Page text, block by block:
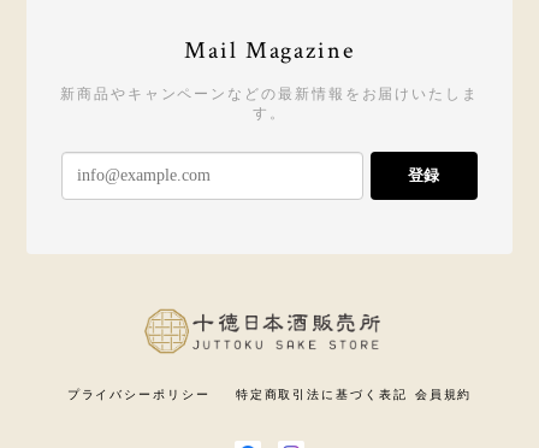
Mail Magazine
新商品やキャンペーンなどの最新情報をお届けいたしま
す。
登録
プライバシーポリシー 特定商取引法に基づく表記 会員規約